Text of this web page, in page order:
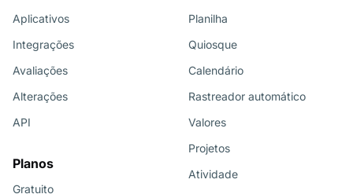
Aplicativos
Integrações
Avaliações
Alterações
API
Planos
Gratuito
Planilha
Quiosque
Calendário
Rastreador automático
Valores
Projetos
Atividade